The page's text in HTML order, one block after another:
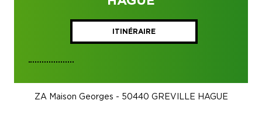
ITINÉRAIRE
ZA Maison Georges - 50440 GREVILLE HAGUE